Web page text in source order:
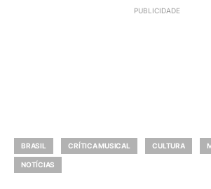
BRASIL CRÍTICA MUSICAL CULTURA
NOTÍCIAS